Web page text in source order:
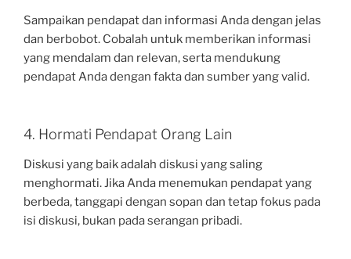
Sampaikan pendapat dan informasi Anda dengan jelas
dan berbobot. Cobalah untuk memberikan informasi
yang mendalam dan relevan, serta mendukung
pendapat Anda dengan fakta dan sumber yang valid.
4. Hormati Pendapat Orang Lain
Diskusi yang baik adalah diskusi yang saling
menghormati. Jika Anda menemukan pendapat yang
berbeda, tanggapi dengan sopan dan tetap fokus pada
isi diskusi, bukan pada serangan pribadi.